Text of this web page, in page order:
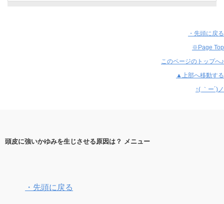
・先頭に戻る
※Page Top
このページのトップへ♪
▲上部へ移動する
↑( ｀ー´)ノ
頭皮に強いかゆみを生じさせる原因は？ メニュー
・先頭に戻る